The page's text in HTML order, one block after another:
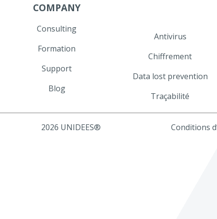
COMPANY
Consulting
Formation
Support
Blog
Antivirus
Chiffrement
Data lost prevention
Traçabilité
2026 UNIDEES® Conditions